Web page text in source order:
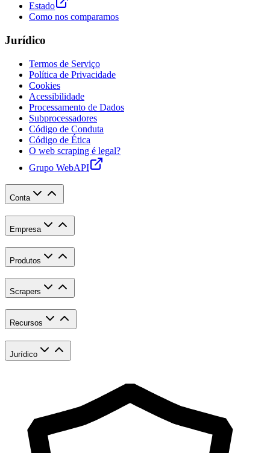
Estado
Como nos comparamos
Jurídico
Termos de Serviço
Política de Privacidade
Cookies
Acessibilidade
Processamento de Dados
Subprocessadores
Código de Conduta
Código de Ética
O web scraping é legal?
Grupo WebAPI
Conta
Empresa
Produtos
Scrapers
Recursos
Jurídico